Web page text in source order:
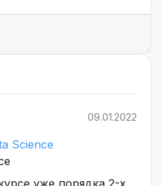
09.01.2022
Science